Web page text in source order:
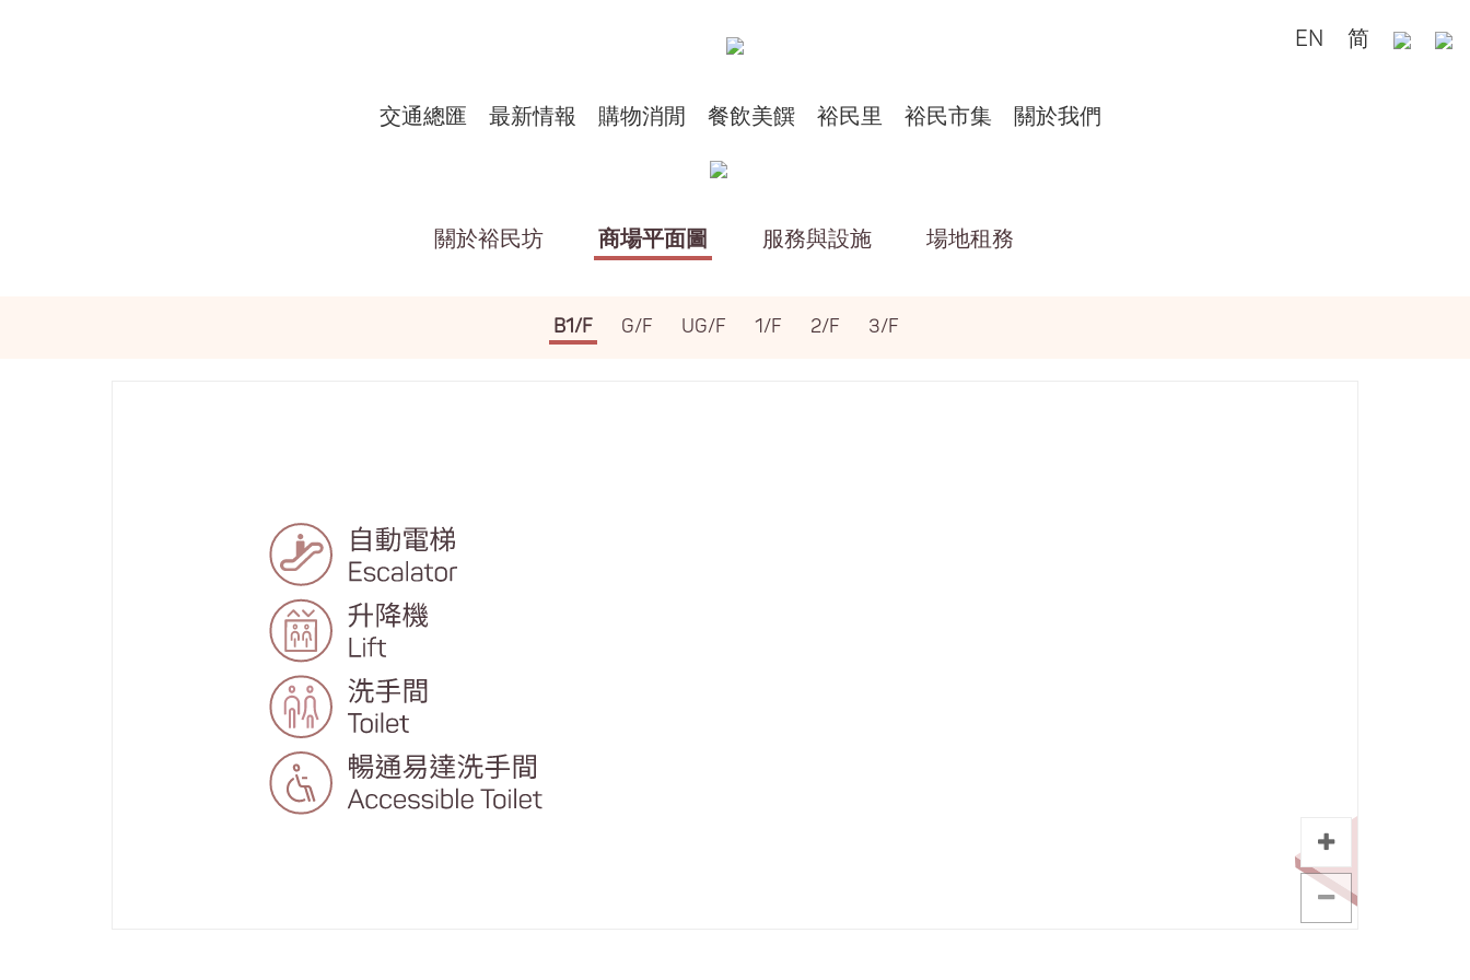
EN 简
交通總匯 最新情報 購物消閒 餐飲美饌 裕民里 裕民市集 關於我們
關於裕民坊 商場平面圖 服務與設施 場地租務
B1/F G/F UG/F 1/F 2/F 3/F